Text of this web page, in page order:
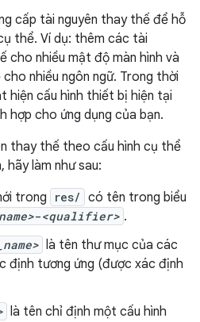
cấp tài nguyên thay thế để hỗ
thể. Ví dụ: thêm các tài
cho nhiều mật độ màn hình và
nhiều ngôn ngữ. Trong thời
hiện cấu hình thiết bị hiện tại
hợp cho ứng dụng của bạn.
thay thế theo cấu hình cụ thể
hãy làm như sau:
trong
res/ có tên trong biểu
-<qualifier> .
là tên thư mục của các
định tương ứng (được xác định
là tên chỉ định một cấu hình